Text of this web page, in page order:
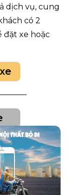
dịch vụ, cung
có 2
đặt xe hoặc